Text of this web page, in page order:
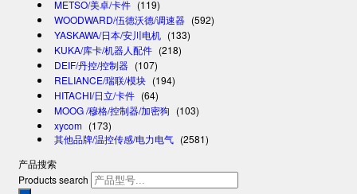
METSO/美卓/卡件 (119)
WOODWARD/伍德沃德/调速器 (592)
YASKAWA/日本/安川电机 (133)
KUKA/库卡/机器人配件 (218)
DEIF/丹控/控制器 (107)
RELIANCE/瑞联/模块 (194)
HITACHI/日立/卡件 (64)
MOOG /穆格/控制器/加密狗 (103)
xycom (173)
其他品牌/温控传感/电力电气 (2581)
产品搜索
Products search